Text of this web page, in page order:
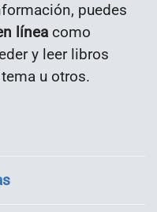
puedes
línea como
y leer libros
u otros.